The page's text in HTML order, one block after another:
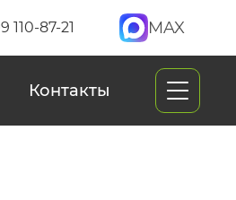
110-87-21 MAX
Контакты